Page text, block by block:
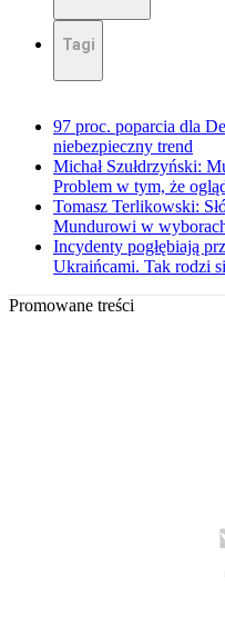
Tagi
97 proc. poparcia dla
niebezpieczny trend
Michał Szułdrzyński:
Problem w tym, że
Tomasz Terlikowski:
Mundurowi w
Incydenty pogłębiają
Ukraińcami. Tak rodzi
Promowane treści